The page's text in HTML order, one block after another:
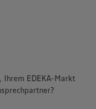
Ihrem EDEKA-Markt